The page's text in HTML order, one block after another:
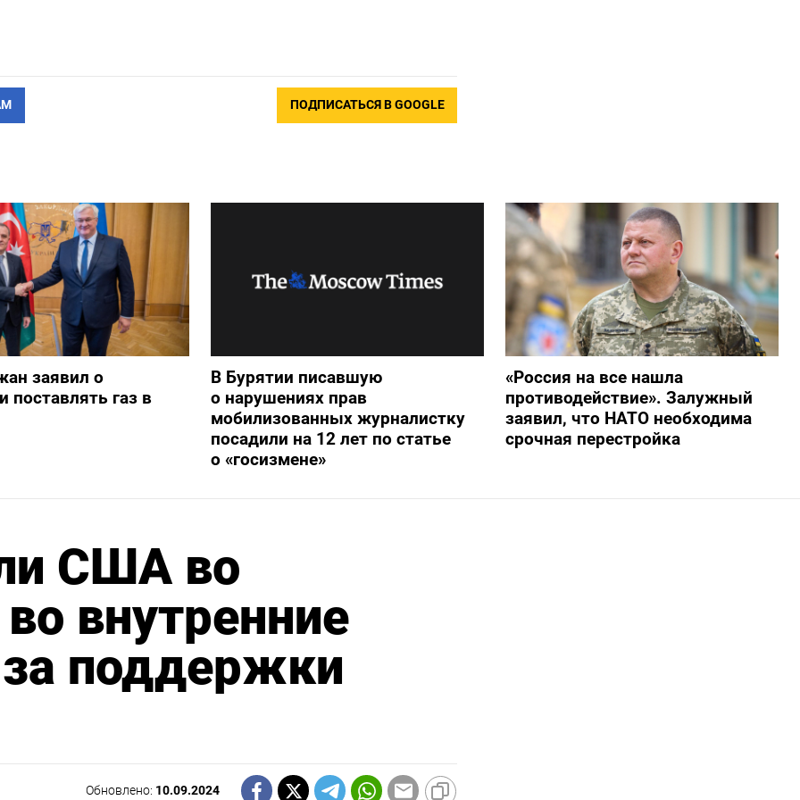
ПОДПИСАТЬСЯ В GOOGLE
заявил о
поставлять газ в
В Бурятии писавшую
о нарушениях прав
мобилизованных журналистку
посадили на 12 лет по статье
о «госизмене»
«Россия на все нашла
противодействие». Залужный
заявил, что НАТО необходима
срочная перестройка
США во
внутренние
поддержки
Обновлено: 10.09.2024